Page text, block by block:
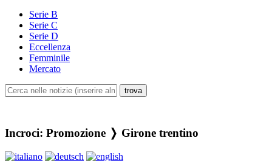
Serie B
Serie C
Serie D
Eccellenza
Femminile
Mercato
Incroci: Promozione ❭ Girone trentino